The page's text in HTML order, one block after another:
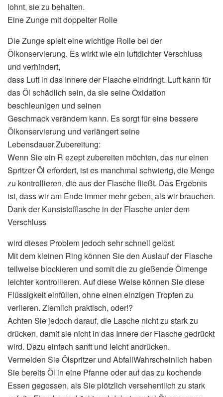
lohnt, sie zu behalten.
Eine Zunge mit doppelter Rolle
Die Zunge spielt eine wichtige Rolle bei der
Ölkonservierung. Es wirkt wie ein luftdichter Verschluss
und verhindert,
dass Luft in das Innere der Flasche eindringt. Luft kann für
das Öl schädlich sein, da sie seine Oxidation
beschleunigen und seinen
Geschmack verändern kann. Es sorgt für eine bessere
Ölkonservierung und verlängert seine
Lebensdauer.Zubereitung:
Wenn Sie ein R ezept zubereiten möchten, das nur einen
Spritzer Öl erfordert, ist es manchmal schwierig, die Menge
zu kontrollieren, die aus der Flasche fließt. Das Ergebnis
ist, dass wir am Ende immer mehr geben, als wir brauchen.
Dank der Kunststofflasche in der Flasche unter dem
Verschluss
wird dieses Problem jedoch sehr schnell gelöst.
Mit dem kleinen Ring können Sie den Auslauf der Flasche
teilweise blockieren und somit die zu gießende Ölmenge
leichter kontrollieren. Auf diese Weise können Sie diese
Flüssigkeit einfüllen, ohne einen einzigen Tropfen zu
verlieren. Ziemlich praktisch, oder!?
Achten Sie jedoch darauf, die Lasche nicht zu stark zu
drücken, damit sie nicht in das Innere der Flasche gedrückt
wird. Dazu einfach sanft und leicht andrücken.
Vermeiden Sie Ölspritzer und AbfallWahrscheinlich haben
Sie bereits Öl in eine Pfanne oder auf das zu kochende
Essen gegossen, als Sie plötzlich versehentlich zu stark